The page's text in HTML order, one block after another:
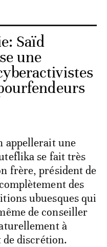
Saïd
une
appellerait une
se fait très
frère, président de
des
ubuesques qui
de conseiller
à
de discrétion.